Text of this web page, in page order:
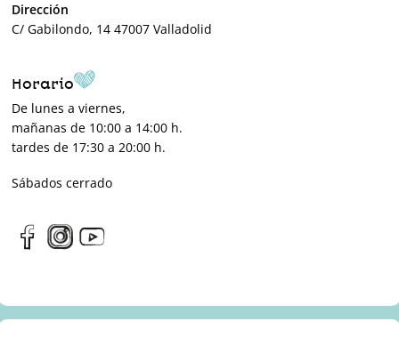
Dirección
C/ Gabilondo, 14 47007 Valladolid
Horario
De lunes a viernes,
mañanas de 10:00 a 14:00 h.
tardes de 17:30 a 20:00 h.
Sábados cerrado